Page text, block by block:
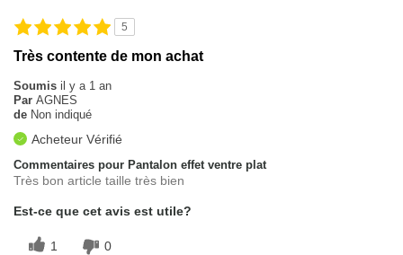
5
Très contente de mon achat
Soumis il y a 1 an
Par AGNES
de Non indiqué
Acheteur Vérifié
Commentaires pour Pantalon effet ventre plat
Très bon article taille très bien
Est-ce que cet avis est utile?
1 0